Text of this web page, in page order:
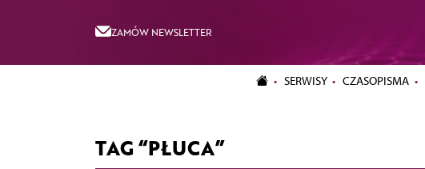
ZAMÓW NEWSLETTER
SERWISY CZASOPISMA
TAG “PŁUCA”